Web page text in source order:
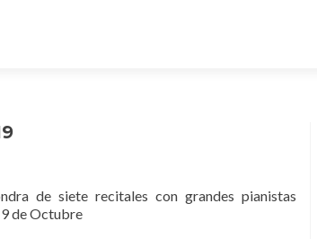
de siete recitales con grandes pianistas
9 de Octubre